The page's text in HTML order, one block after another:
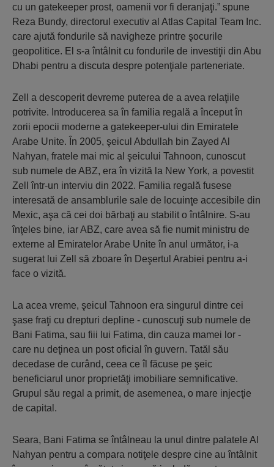
cu un gatekeeper prost, oamenii vor fi deranjaţi.” spune
Reza Bundy, directorul executiv al Atlas Capital Team Inc.
care ajută fondurile să navigheze printre şocurile
geopolitice. El s-a întâlnit cu fondurile de investiţii din Abu
Dhabi pentru a discuta despre potenţiale parteneriate.
Zell a descoperit devreme puterea de a avea relaţiile
potrivite. Introducerea sa în familia regală a început în
zorii epocii moderne a gatekeeper-ului din Emiratele
Arabe Unite. În 2005, şeicul Abdullah bin Zayed Al
Nahyan, fratele mai mic al şeicului Tahnoon, cunoscut
sub numele de ABZ, era în vizită la New York, a povestit
Zell într-un interviu din 2022. Familia regală fusese
interesată de ansamblurile sale de locuinţe accesibile din
Mexic, aşa că cei doi bărbaţi au stabilit o întâlnire. S-au
înţeles bine, iar ABZ, care avea să fie numit ministru de
externe al Emiratelor Arabe Unite în anul următor, i-a
sugerat lui Zell să zboare în Deşertul Arabiei pentru a-i
face o vizită.
La acea vreme, şeicul Tahnoon era singurul dintre cei
şase fraţi cu drepturi depline - cunoscuţi sub numele de
Bani Fatima, sau fiii lui Fatima, din cauza mamei lor -
care nu deţinea un post oficial în guvern. Tatăl său
decedase de curând, ceea ce îl făcuse pe şeic
beneficiarul unor proprietăţi imobiliare semnificative.
Grupul său regal a primit, de asemenea, o mare injecţie
de capital.
Seara, Bani Fatima se întâlneau la unul dintre palatele Al
Nahyan pentru a compara notiţele despre cine au întâlnit